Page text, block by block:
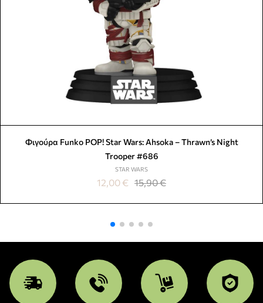
Φιγούρα Funko POP! Star Wars: Ahsoka – Thrawn’s Night
Trooper #686
STAR WARS
15,90€
12,00€